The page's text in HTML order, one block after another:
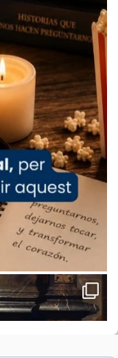
is at Catedral
tingut lloc la
agraïment al
apostòlica
i als
de Barcelona.
cardenal Joan
i l’ha
de Barcelona,